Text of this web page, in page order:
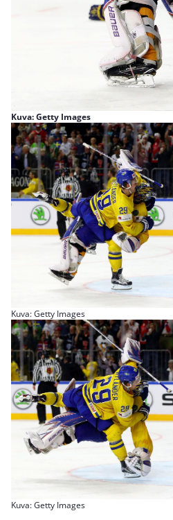
Kuva: Getty Images
Kuva: Getty Images
Kuva: Getty Images